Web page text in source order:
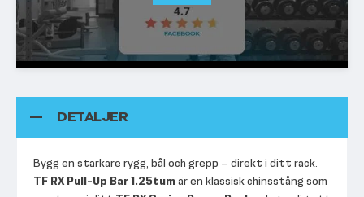
DETALJER
Bygg en starkare rygg, bål och grepp – direkt i ditt rack.
TF RX Pull-Up Bar 1.25tumär en klassisk chinsstång som